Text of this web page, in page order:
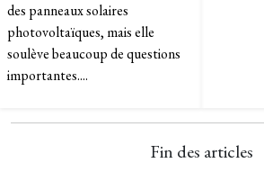
des panneaux solaires
photovoltaïques, mais elle
soulève beaucoup de questions
importantes....
Fin des articles